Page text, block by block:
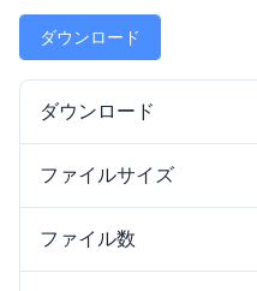
ダウンロード
ダウンロード
ファイルサイズ
ファイル数